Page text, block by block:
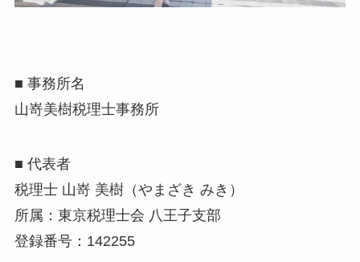
■ 事務所名
山嵜美樹税理士事務所
■ 代表者
税理士 山嵜 美樹（やまざき みき）
所属：東京税理士会 八王子支部
登録番号：142255